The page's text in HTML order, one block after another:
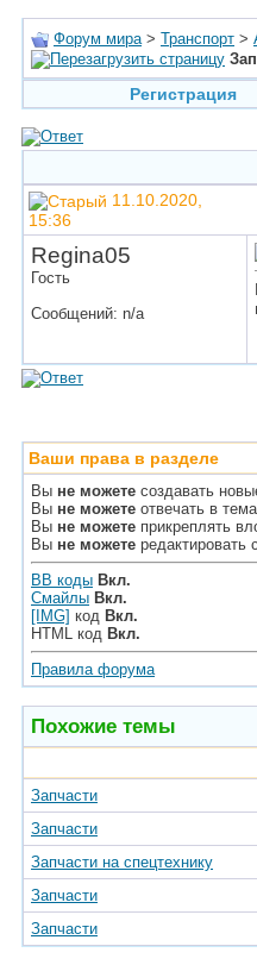
Форум мира > Транспорт >
Регистрация
11.10.2020,
15:36
Regina05
Гость
Сообщений: n/a
Ваши права в разделе
Вы не можете создавать
Вы не можете отвечать в
Вы не можете прикреплять
Вы не можете редактировать
BB коды Вкл.
Смайлы Вкл.
[IMG] код Вкл.
HTML код Вкл.
Правила форума
Похожие темы
Запчасти
Запчасти
Запчасти на спецтехнику
Запчасти
Запчасти